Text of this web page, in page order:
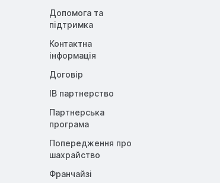
Допомога та
підтримка
Контактна
інформація
Договір
IB партнерство
Партнерська
програма
Попередження про
шахрайство
Франчайзі